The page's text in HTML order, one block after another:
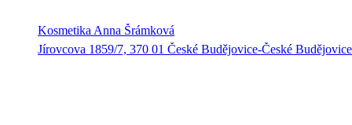
Kosmetika Anna Šrámková
Jírovcova 1859/7, 370 01 České Budějovice-České